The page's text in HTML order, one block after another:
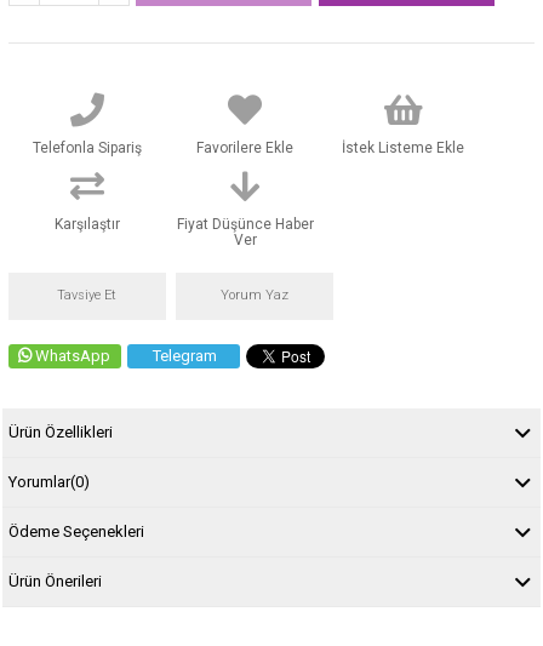
Telefonla Sipariş Favorilere Ekle İstek Listeme Ekle
Karşılaştır
Fiyat Düşünce Haber
Ver
Tavsiye Et Yorum Yaz
WhatsApp Telegram
Ürün Özellikleri
Yorumlar(0)
Ödeme Seçenekleri
Ürün Önerileri